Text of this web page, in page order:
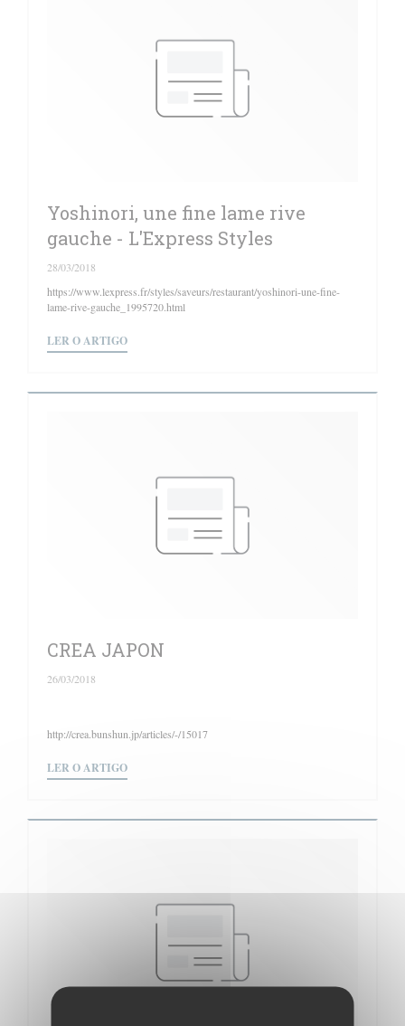
Yoshinori, une fine lame rive
gauche - L'Express Styles
28/03/2018
https://www.lexpress.fr/styles/saveurs/restaurant/yoshinori-une-fine-
lame-rive-gauche_1995720.html
LER O ARTIGO((ABRE NUMA NOVA JANELA))
CREA JAPON
26/03/2018
http://crea.bunshun.jp/articles/-/15017
LER O ARTIGO((ABRE NUMA NOVA JANELA))